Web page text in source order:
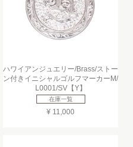
ハワイアンジュエリー/Brass/ストー
ン付きイニシャルゴルフマーカーM/
L0001/SV【Y】
在庫一覧
¥ 11,000